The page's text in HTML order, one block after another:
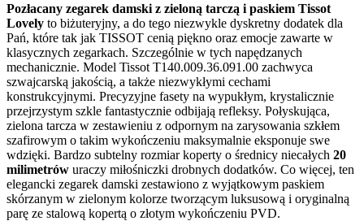
Pozłacany zegarek damski z zieloną tarczą i paskiem Tissot
Lovely to biżuteryjny, a do tego niezwykle dyskretny dodatek dla
Pań, które tak jak TISSOT cenią piękno oraz emocje zawarte w
klasycznych zegarkach. Szczególnie w tych napędzanych
mechanicznie. Model Tissot T140.009.36.091.00 zachwyca
szwajcarską jakością, a także niezwykłymi cechami
konstrukcyjnymi. Precyzyjne fasety na wypukłym, krystalicznie
przejrzystym szkle fantastycznie odbijają refleksy. Połyskująca,
zielona tarcza w zestawieniu z odpornym na zarysowania szkłem
szafirowym o takim wykończeniu maksymalnie eksponuje swe
wdzięki. Bardzo subtelny rozmiar koperty o średnicy niecałych 20
milimetrów uraczy miłośniczki drobnych dodatków. Co więcej, ten
elegancki zegarek damski zestawiono z wyjątkowym paskiem
skórzanym w zielonym kolorze tworzącym luksusową i oryginalną
parę ze stalową kopertą o złotym wykończeniu PVD.